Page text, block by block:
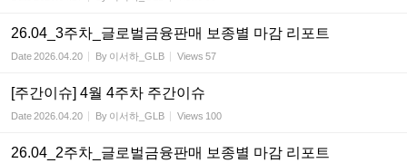
26.04_3주차_글로벌금융판매 보종별 마감 리포트
Date2026.04.20 By 이서하_GLB Views 57
[주간이슈] 4월 4주차 주간이슈
Date2026.04.20 By 이서하_GLB Views 100
26.04_2주차_글로벌금융판매 보종별 마감 리포트